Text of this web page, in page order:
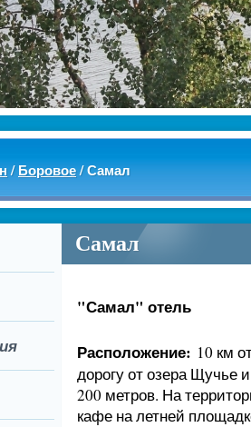
/Боровое/Самал
Самал
"Самал" отель
Расположение: 10 км
дорогу от озера Щучье
200 метров. На
кафе на летней